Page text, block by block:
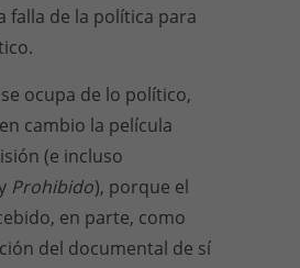
falla de la política para
ocupa de lo político,
cambio la película
(e incluso
Prohibido), porque el
en parte, como
del documental de sí